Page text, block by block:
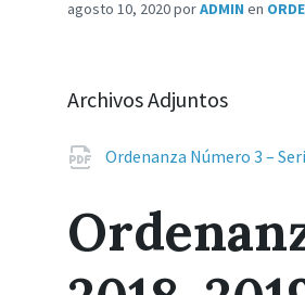
agosto 10, 2020porADMIN en
Archivos Adjuntos
Ordenanza Número 3 –